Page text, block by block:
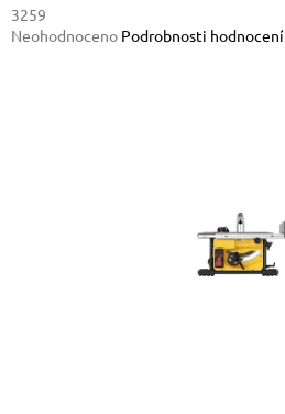
3259
Průměrné
Neohodnoceno Podrobnosti hodnocení